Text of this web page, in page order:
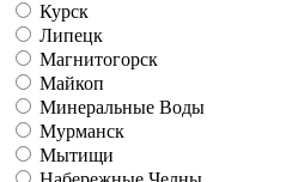
Курск
Липецк
Магнитогорск
Майкоп
Минеральные Воды
Мурманск
Мытищи